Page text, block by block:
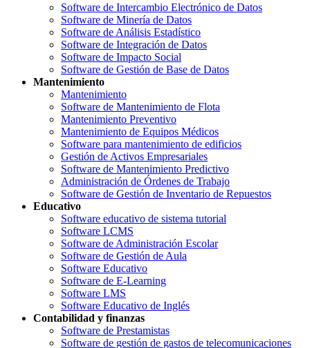
Software de Intercambio Electrónico de Datos
Software de Minería de Datos
Software de Análisis Estadístico
Software de Integración de Datos
Software de Impacto Social
Software de Gestión de Base de Datos
Mantenimiento
Mantenimiento
Software de Mantenimiento de Flota
Mantenimiento Preventivo
Mantenimiento de Equipos Médicos
Software para mantenimiento de edificios
Gestión de Activos Empresariales
Software de Mantenimiento Predictivo
Administración de Órdenes de Trabajo
Software de Gestión de Inventario de Repuestos
Educativo
Software educativo de sistema tutorial
Software LCMS
Software de Administración Escolar
Software de Gestión de Aula
Software Educativo
Software de E-Learning
Software LMS
Software Educativo de Inglés
Contabilidad y finanzas
Software de Prestamistas
Software de gestión de gastos de telecomunicaciones